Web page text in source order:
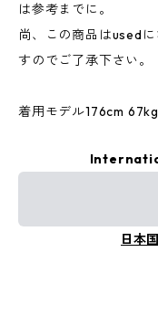
は参考までに。
尚、この商品はused
すのでご了承下さい。
着用モデル176cm 67kg
日本